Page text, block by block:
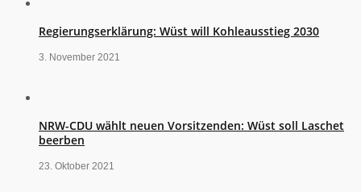
Regierungserklärung: Wüst will Kohleausstieg 2030
3. November 2021
NRW-CDU wählt neuen Vorsitzenden: Wüst soll Laschet
beerben
23. Oktober 2021